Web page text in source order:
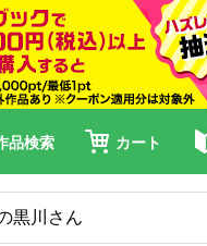
品検索 カート